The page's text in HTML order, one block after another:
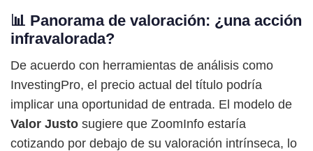
📊 Panorama de valoración: ¿una acción
infravalorada?
De acuerdo con herramientas de análisis como
InvestingPro, el precio actual del título podría
implicar una oportunidad de entrada. El modelo de
Valor Justo sugiere que ZoomInfo estaría
cotizando por debajo de su valoración intrínseca, lo